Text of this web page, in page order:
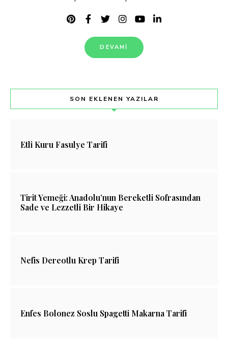
DEVAMI
SON EKLENEN YAZILAR
Etli Kuru Fasulye Tarifi
Tirit Yemeği: Anadolu’nun Bereketli Sofrasından
Sade ve Lezzetli Bir Hikaye
Nefis Dereotlu Krep Tarifi
Enfes Bolonez Soslu Spagetti Makarna Tarifi